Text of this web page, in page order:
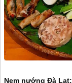
Nem nướng Đà Lạt: